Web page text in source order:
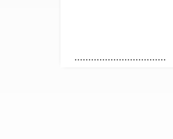
.................................